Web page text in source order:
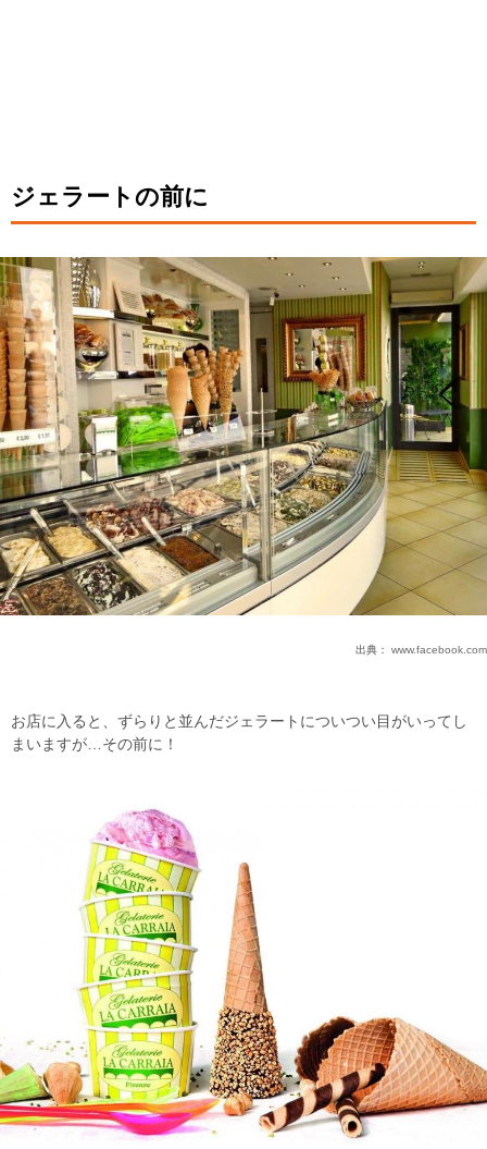
ジェラートの前に
出典： www.facebook.com
お店に入ると、ずらりと並んだジェラートについつい目がいってし
まいますが…その前に！